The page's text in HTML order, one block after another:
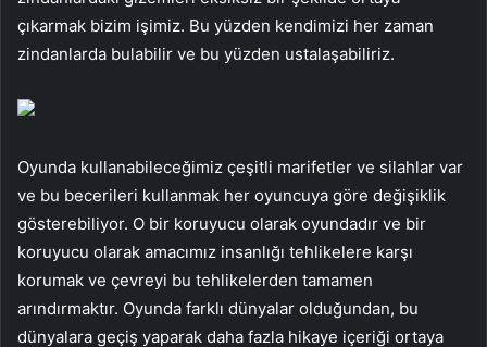
çıkarmak bizim işimiz. Bu yüzden kendimizi her zaman
zindanlarda bulabilir ve bu yüzden ustalaşabiliriz.
Oyunda kullanabileceğimiz çeşitli marifetler ve silahlar var
ve bu becerileri kullanmak her oyuncuya göre değişiklik
gösterebiliyor. O bir koruyucu olarak oyundadır ve bir
koruyucu olarak amacımız insanlığı tehlikelere karşı
korumak ve çevreyi bu tehlikelerden tamamen
arındırmaktır. Oyunda farklı dünyalar olduğundan, bu
dünyalara geçiş yaparak daha fazla hikaye içeriği ortaya